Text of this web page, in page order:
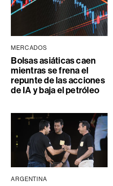
MERCADOS
Bolsas asiáticas caen
mientras se frena el
repunte de las acciones
de IA y baja el petróleo
ARGENTINA